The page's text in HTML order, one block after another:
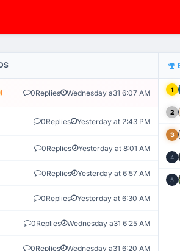
VLIKE.VN: HỆ THỐNG GIÁM SÁT TỰ
0Replies Wednesday a31 6:07 AM
0Replies Yesterday at 2:43 PM
0Replies Yesterday at 8:01 AM
0Replies Yesterday at 6:57 AM
0Replies Yesterday at 6:30 AM
0Replies Wednesday a31 6:25 AM
0Replies Wednesday a31 6:20 AM
1
2
3
4
5